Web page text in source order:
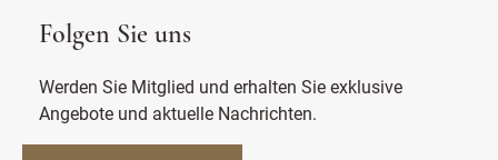
Folgen Sie uns
Werden Sie Mitglied und erhalten Sie exklusive
Angebote und aktuelle Nachrichten.